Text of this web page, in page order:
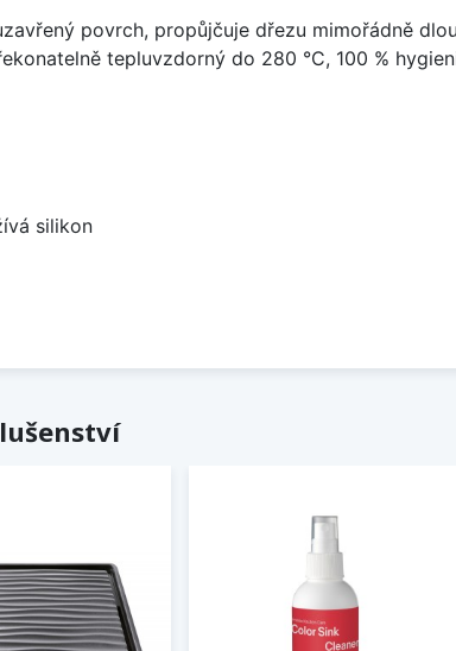
povrch, propůjčuje dřezu mimořádně
tepluvzdorný do 280 °C, 100 %
silikon